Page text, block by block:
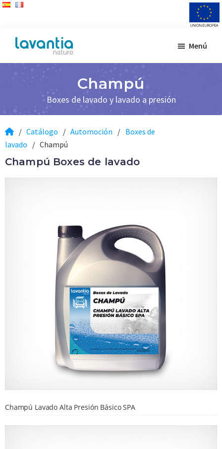
Saltar
contenido
Saltar
pie Fabricante
limpieza
Menú
Champú
Boxes de lavado y lavado a presión
/ Catálogo / Automoción / Boxes de
lavado / Champú
Champú Boxes de lavado
Champú Lavado Alta Presión Básico SPA